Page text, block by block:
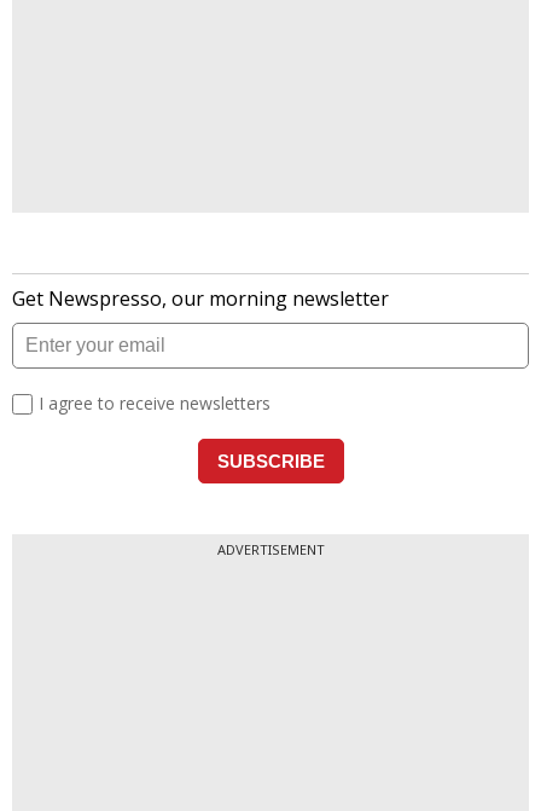
ADVERTISEMENT